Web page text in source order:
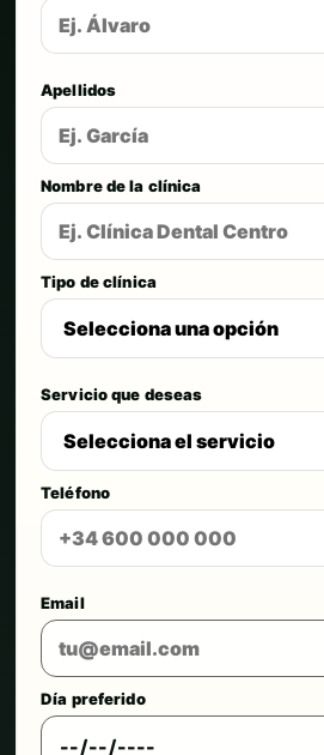
Apellidos
Nombre de la clínica
Tipo de clínica
Servicio que deseas
Teléfono
Email
Día preferido